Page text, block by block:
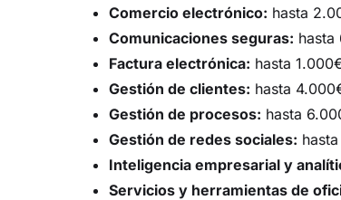
Comercio electrónico: hasta
Comunicaciones seguras: hasta
Factura electrónica: hasta
Gestión de clientes: hasta
Gestión de procesos: hasta
Gestión de redes sociales:
Inteligencia empresarial y
Servicios y herramientas de